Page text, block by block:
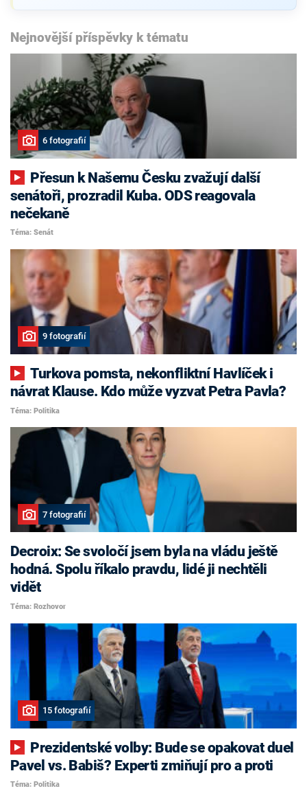
Nejnovější příspěvky k tématu
6 fotografií
senátoři, prozradil Kuba. ODS reagovala
nečekaně
Téma: Senát
9 fotografií
Turkova pomsta, nekonfliktní Havlíček i
návrat Klause. Kdo může vyzvat Petra Pavla?
Téma: Politika
7 fotografií
Decroix: Se svoločí jsem byla na vládu ještě
hodná. Spolu říkalo pravdu, lidé ji nechtěli
vidět
Téma: Rozhovor
15 fotografií
Pavel vs. Babiš? Experti zmiňují pro a proti
Téma: Politika